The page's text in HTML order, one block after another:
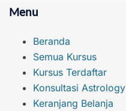
Menu
Beranda
Semua Kursus
Kursus Terdaftar
Konsultasi Astrology
Keranjang Belanja